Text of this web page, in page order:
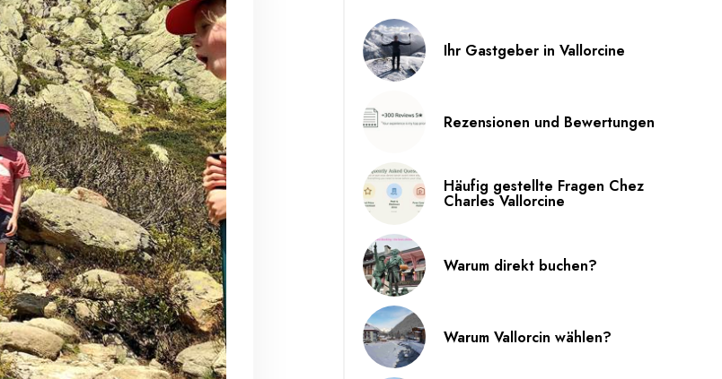
Ihr Gastgeber in Vallorcine
Rezensionen und Bewertungen
Häufig gestellte Fragen Chez
Charles Vallorcine
Warum direkt buchen?
Warum Vallorcin wählen?